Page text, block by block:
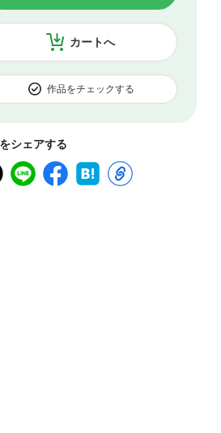
カートへ
作品をチェックする
シェアする